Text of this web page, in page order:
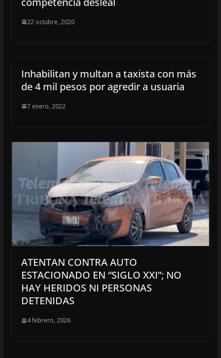
22 octubre, 2020
Inhabilitan y multan a taxista con más
de 4 mil pesos por agredir a usuaria
7 enero, 2022
ATENTAN CONTRA AUTO
ESTACIONADO EN “SIGLO XXI”; NO
HAY HERIDOS NI PERSONAS
DETENIDAS
4 febrero, 2026